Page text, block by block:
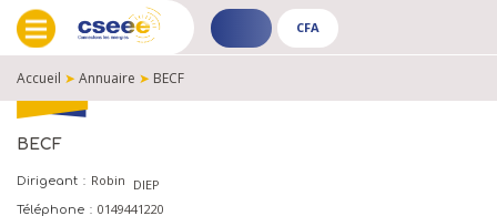
ADHÉRENT
PUBLIC
CFA
PUBLIC
CFA
FIL
Accueil ➤Annuaire ➤ BECF
BECF
Dirigeant Robin DIEP
Téléphone 0149441220